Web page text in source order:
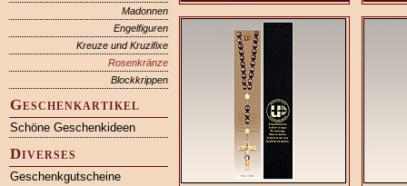
Madonnen
Engelfiguren
Kreuze und Kruzifixe
Rosenkränze
Blockkrippen
Geschenkartikel
Schöne Geschenkideen
Diverses
Geschenkgutscheine